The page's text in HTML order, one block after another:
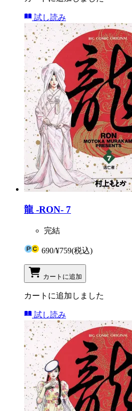
試し読み
龍 -RON- 7
完結
690/¥759(税込)
カートに追加
カートに追加しました
試し読み